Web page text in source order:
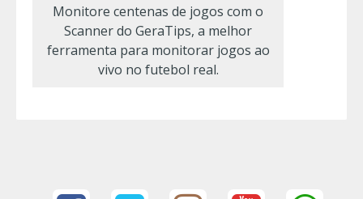
Monitore centenas de jogos com o
Scanner do GeraTips, a melhor
ferramenta para monitorar jogos ao
vivo no futebol real.